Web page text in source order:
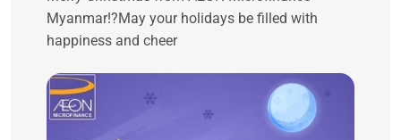
Myanmar!?May your holidays be filled with
happiness and cheer